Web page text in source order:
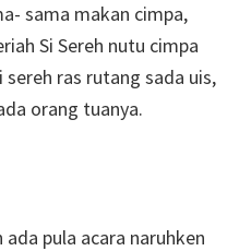
sama makan cimpa,
Si Sereh nutu cimpa
ras rutang sada uis,
orang tuanya.
ada pula acara naruhken